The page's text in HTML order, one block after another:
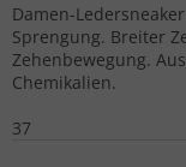
Damen-
Sprengung. Breiter
Zehenbewegung.
Chemikalien.
37